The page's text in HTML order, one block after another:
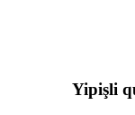
Yipişli